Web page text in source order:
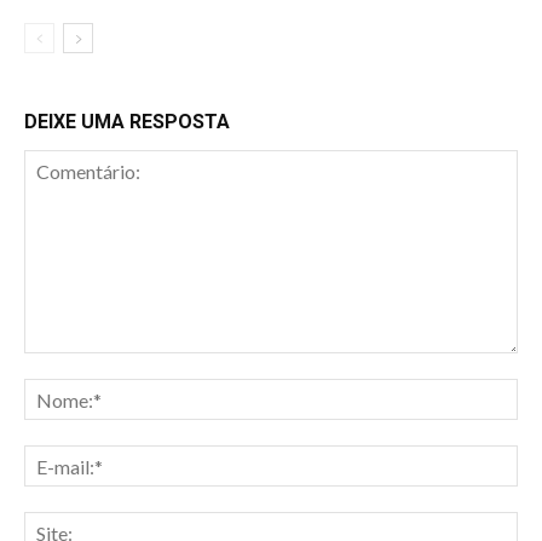
DEIXE UMA RESPOSTA